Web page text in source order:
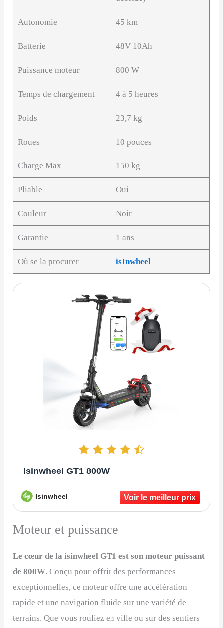
Autonomie 45 km
Batterie 48V 10Ah
Puissance moteur 800 W
Temps de chargement 4 à 5 heures
Poids 23,7 kg
Roues 10 pouces
Charge Max 150 kg
Pliable Oui
Couleur Noir
Garantie 1 ans
Où se la procurer isInwheel
Isinwheel GT1 800W
Isinwheel
Moteur et puissance
Le cœur de la isinwheel GT1 est son moteur puissant
de 800W. Conçu pour offrir des performances
exceptionnelles, ce moteur offre une accélération
rapide et une navigation fluide sur une variété de
terrains. Que vous rouliez en ville ou sur des sentiers